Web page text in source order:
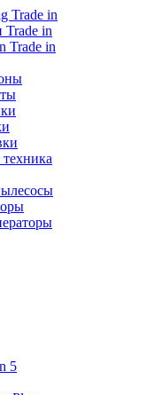
Trade in
Trade in
Trade in
5